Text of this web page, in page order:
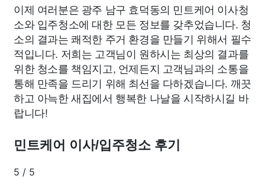
이제 여러분은 광주 남구 효덕동의 민트케어 이사청
소와 입주청소에 대한 모든 정보를 갖추었습니다. 청
소의 결과는 쾌적한 주거 환경을 만들기 위해서 필수
적입니다. 저희는 고객님이 원하시는 최상의 결과를
위한 청소를 책임지고, 언제든지 고객님과의 소통을
통해 만족을 드리기 위해 최선을 다하겠습니다. 깨끗
하고 아늑한 새집에서 행복한 나날을 시작하시길 바
랍니다!
민트케어 이사/입주청소 후기
5 / 5